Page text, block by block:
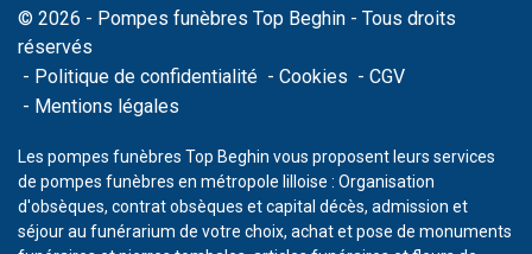
© 2026 - Pompes funèbres Top Beghin - Tous droits
réservés
Politique de confidentialité
Cookies
CGV
Mentions légales
Les pompes funèbres Top Beghin vous proposent leurs services
de pompes funèbres en métropole lilloise : Organisation
d'obsèques, contrat obsèques et capital décès, admission et
séjour au funérarium de votre choix, achat et pose de monuments